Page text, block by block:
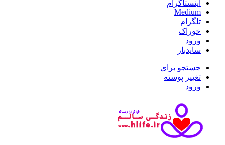
اینستاگرام
Medium
تلگرام
خوراک
ورود
سایدبار
جستجو برای
تغییر پوسته
ورود